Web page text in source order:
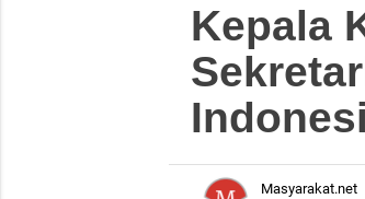
Kepala
Masyarakat.net